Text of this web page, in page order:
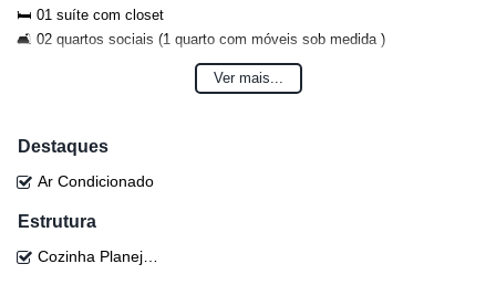
🛏️ 01 suíte com closet
🛋️ 02 quartos sociais (1 quarto com móveis sob medida )
🧺 Lavanderia
💰 Valor: R$ 800.000,00
✨ Conforto, praticidade e um lar moderno te esperam!
Ver mais...
Destaques
Ar Condicionado
Estrutura
Cozinha Planejada